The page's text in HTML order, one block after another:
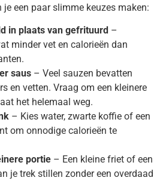
je een paar slimme keuzes maken:
in plaats van gefrituurd –
minder vet en calorieën dan
saus – Veel sauzen bevatten
en vetten. Vraag om een kleinere
het helemaal weg.
– Kies water, zwarte koffie of een
om onnodige calorieën te
portie – Een kleine friet of een
je trek stillen zonder een overdaad